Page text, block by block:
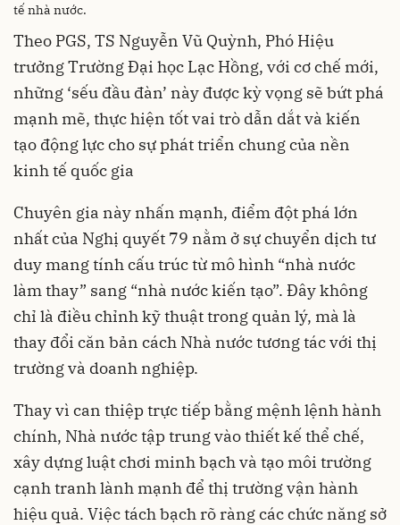
tế nhà nước.
Theo PGS, TS Nguyễn Vũ Quỳnh, Phó Hiệu
trưởng Trường Đại học Lạc Hồng, với cơ chế mới,
những ‘sếu đầu đàn’ này được kỳ vọng sẽ bứt phá
mạnh mẽ, thực hiện tốt vai trò dẫn dắt và kiến
tạo động lực cho sự phát triển chung của nền
kinh tế quốc gia
Chuyên gia này nhấn mạnh, điểm đột phá lớn
nhất của Nghị quyết 79 nằm ở sự chuyển dịch tư
duy mang tính cấu trúc từ mô hình “nhà nước
làm thay” sang “nhà nước kiến tạo”. Đây không
chỉ là điều chỉnh kỹ thuật trong quản lý, mà là
thay đổi căn bản cách Nhà nước tương tác với thị
trường và doanh nghiệp.
Thay vì can thiệp trực tiếp bằng mệnh lệnh hành
chính, Nhà nước tập trung vào thiết kế thể chế,
xây dựng luật chơi minh bạch và tạo môi trường
cạnh tranh lành mạnh để thị trường vận hành
hiệu quả. Việc tách bạch rõ ràng các chức năng sở